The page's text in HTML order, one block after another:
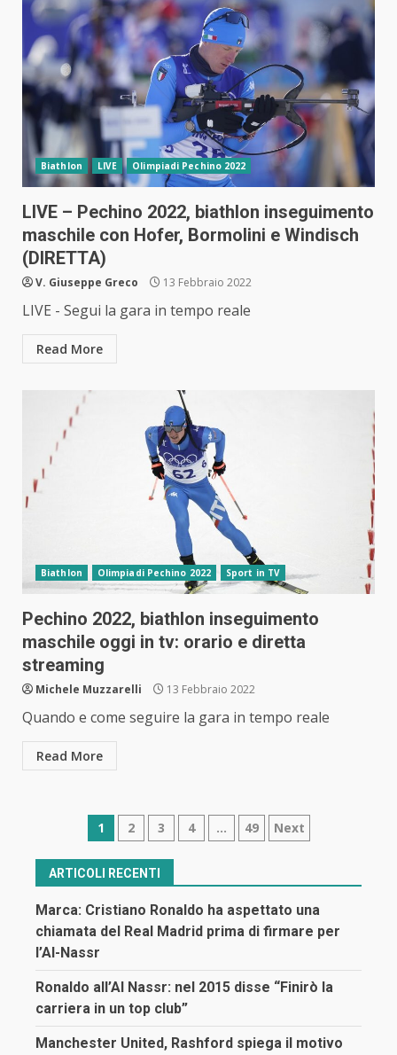
Biathlon LIVE Olimpiadi Pechino 2022
LIVE – Pechino 2022, biathlon inseguimento
maschile con Hofer, Bormolini e Windisch
(DIRETTA)
V. Giuseppe Greco 13 Febbraio 2022
LIVE - Segui la gara in tempo reale
Read More
Biathlon Olimpiadi Pechino 2022 Sport in TV
Pechino 2022, biathlon inseguimento
maschile oggi in tv: orario e diretta
streaming
Michele Muzzarelli 13 Febbraio 2022
Quando e come seguire la gara in tempo reale
Read More
Navigazione
articoli
1 2 3 4 … 49 Next
ARTICOLI RECENTI
Marca: Cristiano Ronaldo ha aspettato una
chiamata del Real Madrid prima di firmare per
l’Al-Nassr
Ronaldo all’Al Nassr: nel 2015 disse “Finirò la
carriera in un top club”
Manchester United, Rashford spiega il motivo